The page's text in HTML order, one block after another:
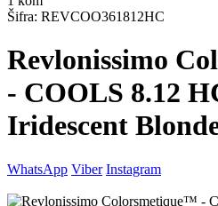
Šifra: REVCOO361812HC
Revlonissimo
- COOLS 8.12
Iridescent
WhatsApp Viber Instagram